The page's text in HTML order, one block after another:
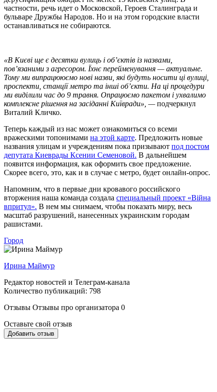
частности, речь идет о Московской, Героев Сталинграда и
бульваре Дружбы Народов. Но и на этом городские власти
останавливаться не собираются.
«В Києві ще є десятки вулиць і об’єктів із назвами,
пов’язаними з агресором. Їхнє перейменування — актуальне.
Тому ми випрацююємо нові назви, які будуть носити ці вулиці,
проспекти, станції метро та інші об’єкти. На ці процедури
ми виділили час до 9 травня. Опрацюємо пакетом і ухвалимо
комплексне рішення на засіданні Київради», —подчеркнул
Виталий Кличко.
Теперь каждый из нас может ознакомиться со всеми
вражескими топонимами на этой карте. Предложить новые
названия улицам и учреждениям пока призывают под постом
депутата Киеврады Ксении Семеновой. В дальнейшем
появится информация, как оформить свое предложение.
Скорее всего, это, как и в случае с метро, ​​будет онлайн-опрос.
Напомним, что в первые дни кровавого российского
вторжения наша команда создала специальный проект «Війна
впритул». В нем мы снимаем, чтобы показать миру, весь
масштаб разрушений, нанесенных украинским городам
рашистами.
Город
Ирина Маймур
Редактор новостей и Телеграм-канала
Количество публикаций: 798
Отзывы Отзывы про организатора 0
Оставьте свой отзыв
Добавить отзыв